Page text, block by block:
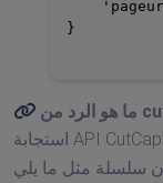
}
استجابة API CutCaptcha لها الهيكل التالي. إنه صالح للاستخدام